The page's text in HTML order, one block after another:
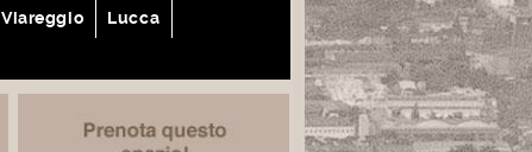
Viareggio Lucca